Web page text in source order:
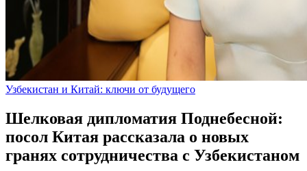
Узбекистан и Китай: ключи от будущего
Шелковая дипломатия Поднебесной:
посол Китая рассказала о новых
гранях сотрудничества с Узбекистаном